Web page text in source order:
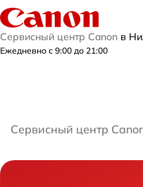
Сервисный центр Canon в
Ежедневно с 9:00 до 21:00
Сервисный центр